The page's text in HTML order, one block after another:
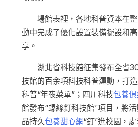
場館表裡，各地科普資本在
動中完成了優化設置裝備擺設和
享。
湖北省科技館征集發布全省
技館的百余項科技科普運動，打
科普“年夜菜單”；四川科技包養
館發布“螺絲釘科技館”項目，將
品持久包養甜心網“釘”進校園，